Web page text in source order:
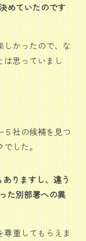
めていたのです
しかったので、な
は思っていまし
５社の候補を見つ
でした。
りますし、違う
た別部署への異
尊重してもらえま